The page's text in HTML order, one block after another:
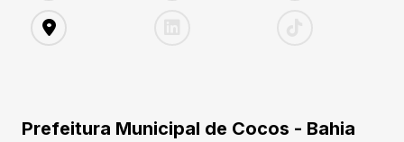
Prefeitura Municipal de Cocos - Bahia